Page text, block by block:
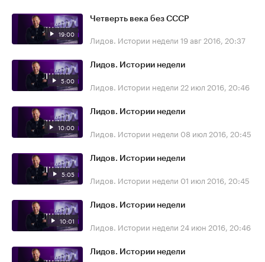
19:00
Четверть века без СССР
Лидов. Истории недели 19 авг 2016, 20:37
5:00
Лидов. Истории недели
Лидов. Истории недели 22 июл 2016, 20:46
10:00
Лидов. Истории недели
Лидов. Истории недели 08 июл 2016, 20:45
5:05
Лидов. Истории недели
Лидов. Истории недели 01 июл 2016, 20:45
10:01
Лидов. Истории недели
Лидов. Истории недели 24 июн 2016, 20:46
Лидов. Истории недели